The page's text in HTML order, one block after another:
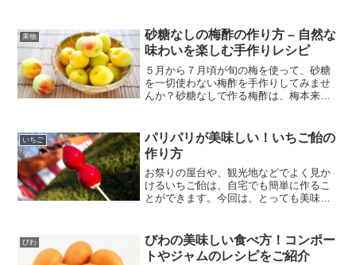
された風味豊かで美味しい赤しそを使っ
てジュースを作ってみま...
果物
砂糖なしの梅酢の作り方 – 自然な
味わいを楽しむ手作りレシピ
５月から７月頃が旬の梅を使って、砂糖
を一切使わない梅酢を手作りしてみませ
んか？砂糖なしで作る梅酢は、梅本来の
は驚くほどシンプルで、梅と酢だけで本
格的な梅酢が完成します。...
いちご
パリパリが美味しい！いちご飴の
作り方
お祭りの屋台や、観光地などでよく見か
けるいちご飴は、自宅でも簡単に作るこ
とができます。今回は、とっても美味し
れるので、ぜひ試してみてくださいね。
パリパリが美味しいいちご...
びわ
びわの美味しい食べ方！コンポー
トやジャムのレシピをご紹介